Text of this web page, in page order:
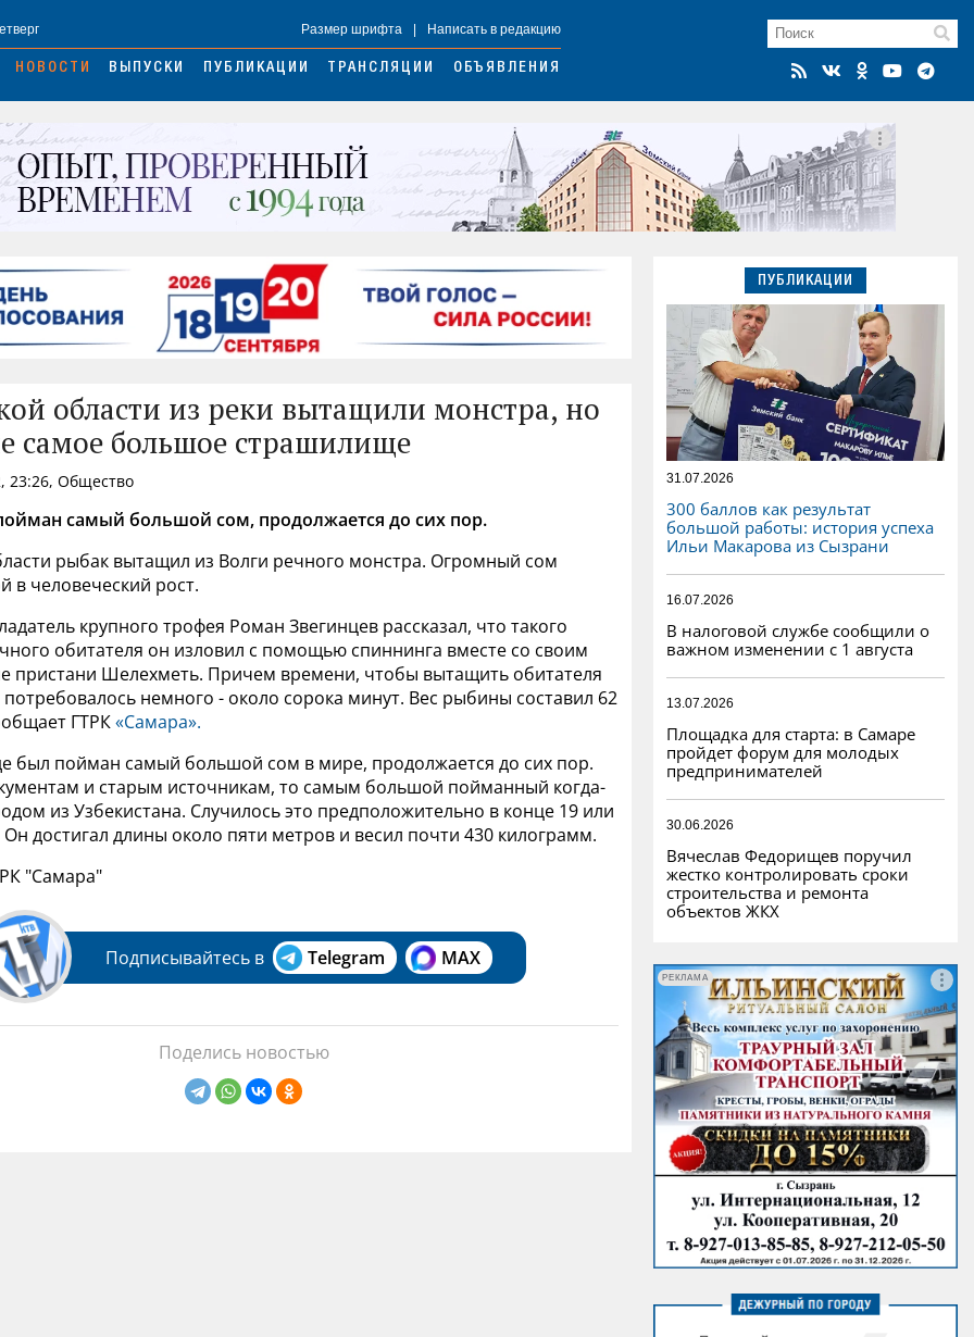
Размер шрифта Написать в редакцию
НОВОСТИ ВЫПУСКИ ПУБЛИКАЦИИ ТРАНСЛЯЦИИ ОБЪЯВЛЕНИЯ
области из реки вытащили монстра, но
самое большое страшилище
23:26, Общество
самый большой сом, продолжается до сих пор.
рыбак вытащил из Волги речного монстра. Огромный сом
в человеческий рост.
крупного трофея Роман Звегинцев рассказал, что такого
обитателя он изловил с помощью спиннинга вместе со своим
пристани Шелехметь. Причем времени, чтобы вытащить обитателя
немного - около сорока минут. Вес рыбины составил 62
ГТРК«Самара».
был пойман самый большой сом в мире, продолжается до сих пор.
и старым источникам, то самым большой пойманный когда-
из Узбекистана. Случилось это предположительно в конце 19 или
Он достигал длины около пяти метров и весил почти 430 килограмм.
"Самара"
Подписывайтесь в Telegram MAX
Поделись новостью
ПУБЛИКАЦИИ
31.07.2026
300 баллов как результат
большой работы: история успеха
Ильи Макарова из Сызрани
16.07.2026
В налоговой службе сообщили о
важном изменении с 1 августа
13.07.2026
Площадка для старта: в Самаре
пройдет форум для молодых
предпринимателей
30.06.2026
Вячеслав Федорищев поручил
жестко контролировать сроки
строительства и ремонта
объектов ЖКХ
РЕКЛАМА